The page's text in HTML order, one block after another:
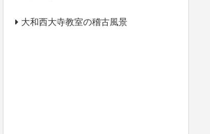
大和西大寺教室の稽古風景